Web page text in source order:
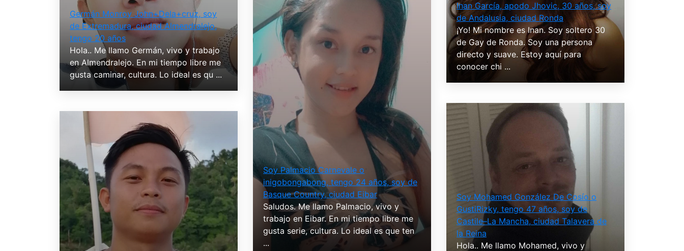
Germán Monroy John+Dela+cruz, soy
de Extremadura, ciudad Almendralejo,
tengo 20 años
Hola.. Me llamo Germán, vivo y trabajo
en Almendralejo. En mi tiempo libre me
gusta caminar, cultura. Lo ideal es qu ...
Inan García, apodo Jhovic, 30 años, soy
de Andalusia, ciudad Ronda
¡Yo! Mi nombre es Inan. Soy soltero 30
de Gay de Ronda. Soy una persona
directo y suave. Estoy aquí para
conocer chi ...
Soy Palmacio Carnevale o
inigobongabong, tengo 24 años, soy de
Basque Country, ciudad Eibar
Saludos. Me llamo Palmacio, vivo y
trabajo en Eibar. En mi tiempo libre me
gusta serie, cultura. Lo ideal es que ten
...
Soy Mohamed González De Cosío o
GustiRizky, tengo 47 años, soy de
Castile–La Mancha, ciudad Talavera de
la Reina
Hola.. Me llamo Mohamed, vivo y